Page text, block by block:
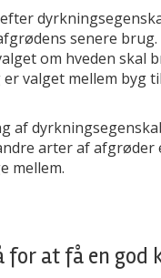
senere brug.
om hveden skal
valget mellem byg
af
arter af afgrøder
mellem.
for at få en